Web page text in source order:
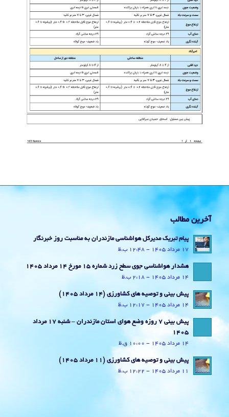
آخرین مطالب
پیام تبریک مدیرکل هواشناسی مازندران به مناسبت روز خبرنگار
17 مرداد 1405 - 12:48 ب.ظ
هشدار هواشناسی جوی سطح زرد شماره 15 مورخ 14 مرداد 1405
14 مرداد 1405 - 2:18 ب.ظ
پیش بینی و توصیه های کشاورزی (14 مرداد ۱۴۰۵)
14 مرداد 1405 - 12:17 ب.ظ
پیش بینی 7 روزه وضع هوای استان مازندران – شنبه 17 مرداد
1405
14 مرداد 1405 - 10:00 ق.ظ
پیش بینی و توصیه های کشاورزی (11 مرداد ۱۴۰۵)
11 مرداد 1405 - 12:22 ب.ظ